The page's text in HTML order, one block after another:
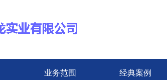
业务范围 经典案例